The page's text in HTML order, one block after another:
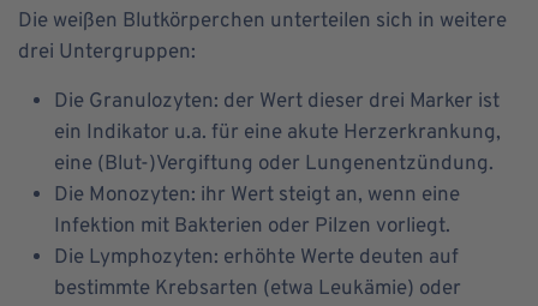
Die weißen Blutkörperchen unterteilen sich in weitere
drei Untergruppen:
Die Granulozyten: der Wert dieser drei Marker ist
ein Indikator u.a. für eine akute Herzerkrankung,
eine (Blut-)Vergiftung oder Lungenentzündung.
Die Monozyten: ihr Wert steigt an, wenn eine
Infektion mit Bakterien oder Pilzen vorliegt.
Die Lymphozyten: erhöhte Werte deuten auf
bestimmte Krebsarten (etwa Leukämie) oder